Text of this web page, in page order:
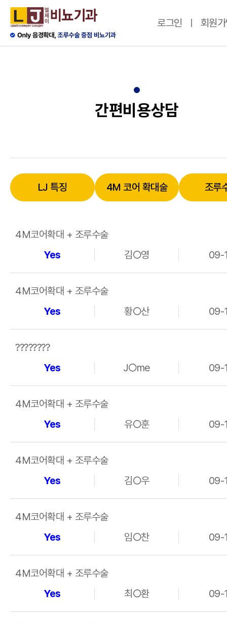
로그인 회원
간편비용상담
LJ 특징 4M 코어 확대술 조루
4M코어확대 + 조루수술
Yes
김○영 09-
4M코어확대 + 조루수술
Yes
황○산 09-
????????
Yes
J○me 09-
4M코어확대 + 조루수술
Yes
유○훈 09-
4M코어확대 + 조루수술
Yes
김○우 09-
4M코어확대 + 조루수술
Yes
임○찬 09-
4M코어확대 + 조루수술
Yes
최○환 09-